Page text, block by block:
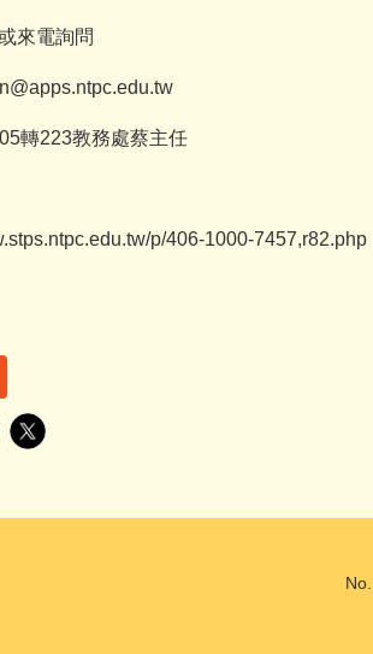
來電詢問
轉223教務處蔡主任
p/406-1000-7457,r82.php